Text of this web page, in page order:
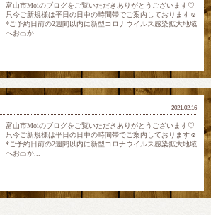
富山市Moiのブログをご覧いただきありがとうございます♡
只今ご新規様は平日の日中の時間帯でご案内しております☺
*ご予約日前の2週間以内に新型コロナウイルス感染拡大地域
へお出か...
2021.02.16
富山市Moiのブログをご覧いただきありがとうございます♡
只今ご新規様は平日の日中の時間帯でご案内しております☺
*ご予約日前の2週間以内に新型コロナウイルス感染拡大地域
へお出か...